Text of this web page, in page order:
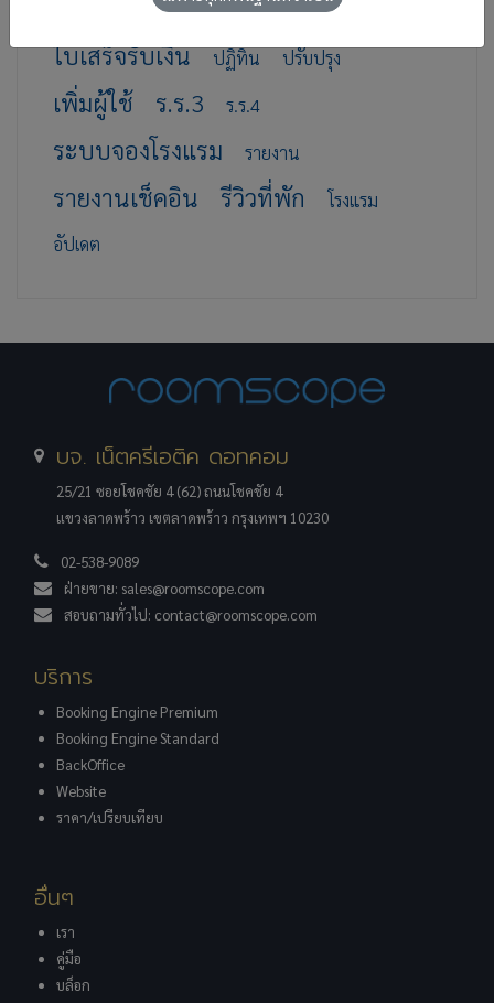
บุ๊คกิ้ง ใบกำกับภาษี ใบเสนอราคา
ใบเสร็จรับเงิน ปฏิทิน ปรับปรุง
เพิ่มผู้ใช้ ร.ร.3 ร.ร.4
ระบบจองโรงแรม รายงาน
รายงานเช็คอิน รีวิวที่พัก
โรงแรม
อัปเดต
บจ. เน็ตครีเอติค ดอทคอม
25/21 ซอยโชคชัย 4 (62) ถนนโชคชัย 4
แขวงลาดพร้าว เขตลาดพร้าว กรุงเทพฯ 10230
02-538-9089
ฝ่ายขาย: sales@roomscope.com
สอบถามทั่วไป: contact@roomscope.com
บริการ
Booking Engine Premium
Booking Engine Standard
BackOffice
Website
ราคา/เปรียบเทียบ
อื่นๆ
เรา
คู่มือ
บล็อก